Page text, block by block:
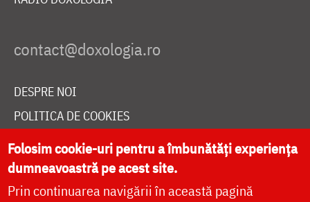
DESPRE NOI
POLITICA DE COOKIES
DONEAZĂ ONLINE PENTRU CATEDRALA NAȚIONALĂ
LIVE
Folosim cookie-uri pentru a îmbunătăți experiența
dumneavoastră pe acest site.
Prin continuarea navigării în această pagină